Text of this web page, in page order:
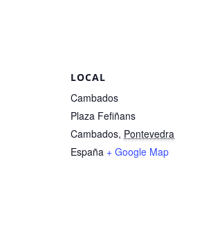
LOCAL
Cambados
Plaza Fefiñans
Cambados, Pontevedra
España + Google Map